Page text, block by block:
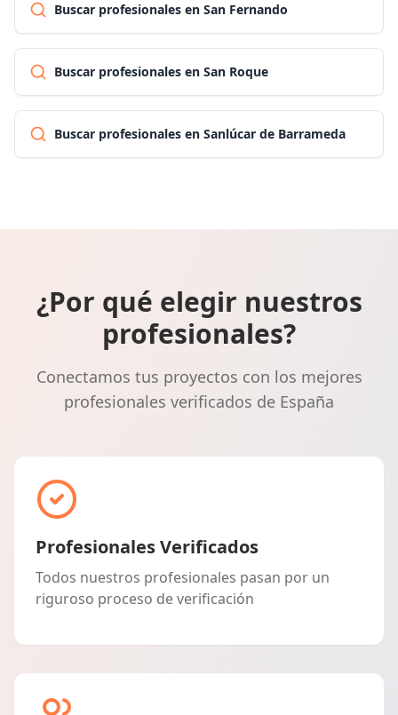
Buscar profesionales en San Fernando
Buscar profesionales en San Roque
Buscar profesionales en Sanlúcar de Barrameda
¿Por qué elegir nuestros
profesionales?
Conectamos tus proyectos con los mejores
profesionales verificados de España
Profesionales Verificados
Todos nuestros profesionales pasan por un
riguroso proceso de verificación